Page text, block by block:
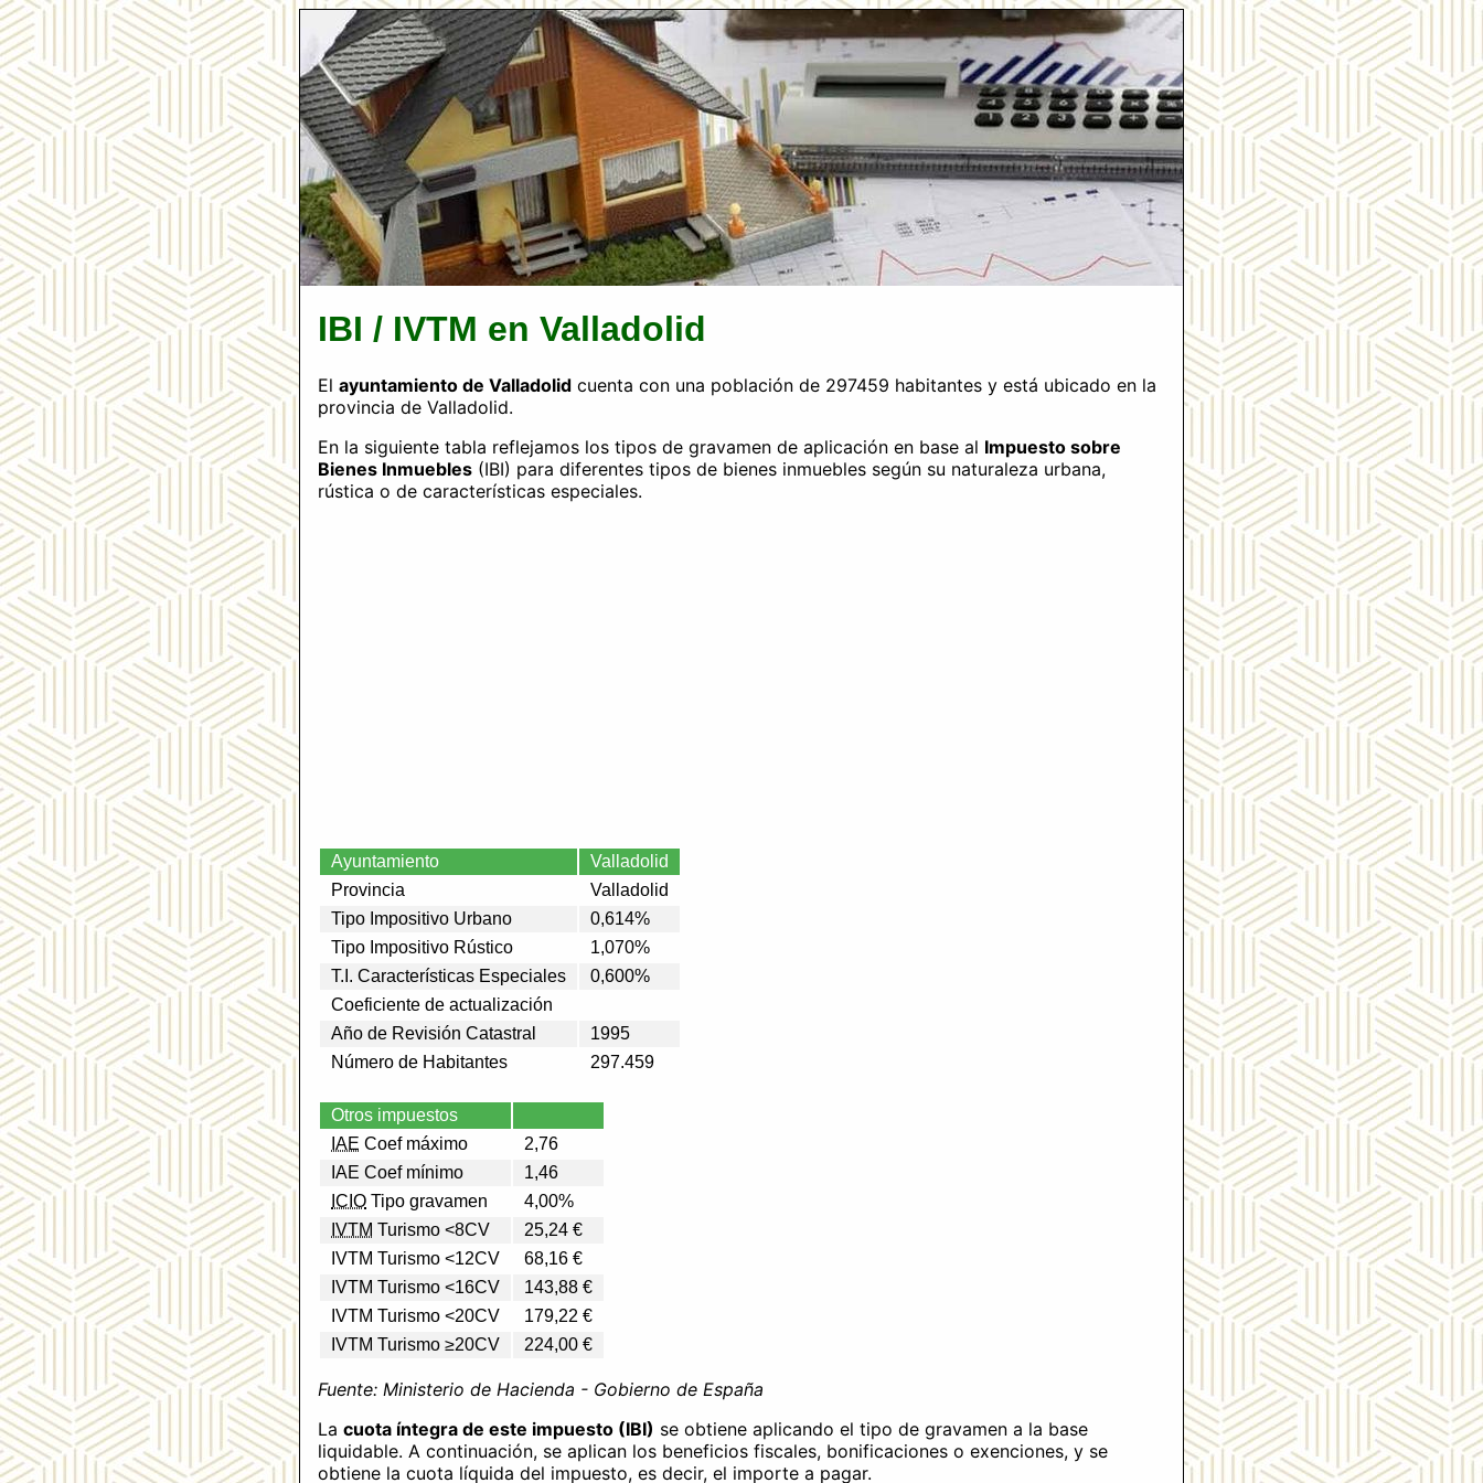
IBI / IVTM en Valladolid
El ayuntamiento de Valladolid cuenta con una población de 297459 habitantes y está ubicado en la
provincia de Valladolid.
En la siguiente tabla reflejamos los tipos de gravamen de aplicación en base al Impuesto sobre
Bienes Inmuebles (IBI) para diferentes tipos de bienes inmuebles según su naturaleza urbana,
rústica o de características especiales.
Ayuntamiento
Valladolid
Provincia
Valladolid
Tipo Impositivo Urbano
0,614%
Tipo Impositivo Rústico
1,070%
T.I. Características Especiales
0,600%
Coeficiente de actualización
Año de Revisión Catastral
1995
Número de Habitantes
297.459
Otros impuestos
IAE Coef máximo
2,76
IAE Coef mínimo
1,46
ICIO Tipo gravamen
4,00%
IVTM Turismo <8CV
25,24 €
IVTM Turismo <12CV
68,16 €
IVTM Turismo <16CV
143,88 €
IVTM Turismo <20CV
179,22 €
IVTM Turismo ≥20CV
224,00 €
Fuente: Ministerio de Hacienda - Gobierno de España
La cuota íntegra de este impuesto (IBI) se obtiene aplicando el tipo de gravamen a la base
liquidable. A continuación, se aplican los beneficios fiscales, bonificaciones o exenciones, y se
obtiene la cuota líquida del impuesto, es decir, el importe a pagar.